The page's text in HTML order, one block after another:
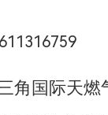
角国际天燃